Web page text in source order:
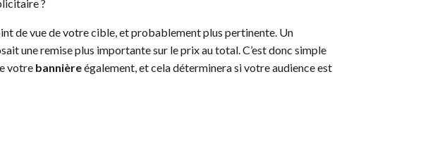
?
de vue de votre cible, et probablement plus pertinente. Un
une remise plus importante sur le prix au total. C’est donc simple
votre bannièreégalement, et cela déterminera si votre audience est